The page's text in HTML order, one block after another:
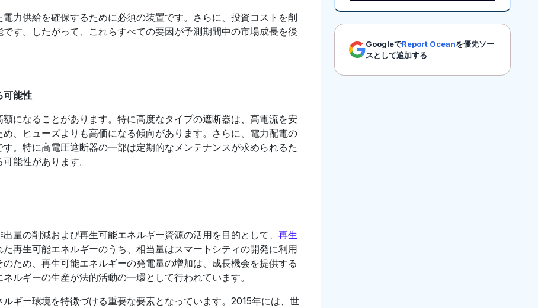
力供給を確保するために必須の装置です。さらに、投資コストを削
す。したがって、これらすべての要因が予測期間中の市場成長を後
可能性
になることがあります。特に高度なタイプの遮断器は、高電流を安
、ヒューズよりも高価になる傾向があります。さらに、電力配電の
。特に高電圧遮断器の一部は定期的なメンテナンスが求められるた
能性があります。
量の削減および再生可能エネルギー資源の活用を目的として、 再生
再生可能エネルギーのうち、相当量はスマートシティの開発に利用
ため、再生可能エネルギーの発電量の増加は、成長機会を提供する
ルギーの生産が法的活動の一環として行われています。
ルギー環境を特徴づける重要な要素となっています。2015年には、世
GoogleでReport Oceanを優先ソー
スとして追加する